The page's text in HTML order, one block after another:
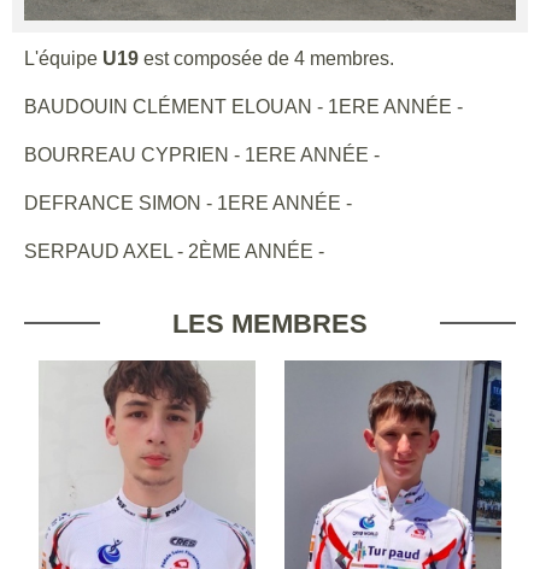
L'équipe U19 est composée de 4 membres.
BAUDOUIN CLÉMENT ELOUAN - 1ERE ANNÉE -
BOURREAU CYPRIEN - 1ERE ANNÉE -
DEFRANCE SIMON - 1ERE ANNÉE -
SERPAUD AXEL - 2ÈME ANNÉE -
LES MEMBRES